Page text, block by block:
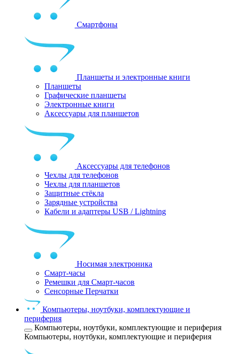
Смартфоны
Планшеты и электронные книги
Планшеты
Графические планшеты
Электронные книги
Аксессуары для планшетов
Аксессуары для телефонов
Чехлы для телефонов
Чехлы для планшетов
Защитные стёкла
Зарядные устройства
Кабели и адаптеры USB / Lightning
Носимая электроника
Смарт-часы
Ремешки для Смарт-часов
Сенсорные Перчатки
Компьютеры, ноутбуки, комплектующие и
периферия
Компьютеры, ноутбуки, комплектующие и периферия
Компьютеры, ноутбуки, комплектующие и периферия